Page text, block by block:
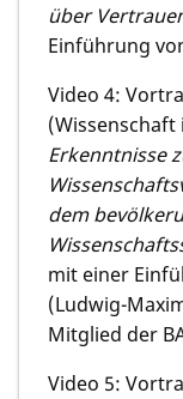
über
Einführung
Video 4:
(Wissenschaft
Erkenntnisse
dem
mit einer
(Ludwig-
Mitglied der
Video 5: